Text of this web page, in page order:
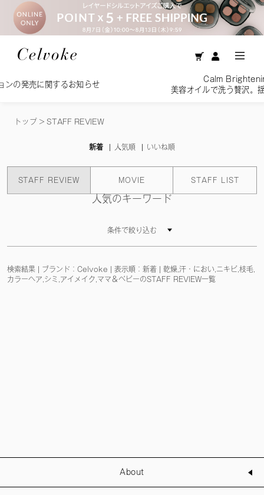
るお知らせ
Calm Brightening Cleansing
美容オイルで洗う贅沢。揺るがない、透
トップ > STAFF REVIEW
新着 人気順 いいね順
STAFF REVIEW MOVIE STAFF LIST
人気のキーワード
条件で絞り込む
検索結果 | ブランド：Celvoke | 表示順：新着 | 乾燥,汗・におい,ニキビ,枝毛,
カラーヘア,シミ,アイメイク,ママ＆ベビーのSTAFF REVIEW一覧
About